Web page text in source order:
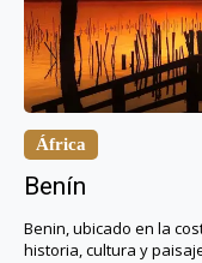
África
Benín
Benin, ubicado en la
historia, cultura y